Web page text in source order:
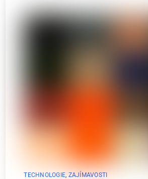
TECHNOLOGIE ZAJÍMAVOSTI